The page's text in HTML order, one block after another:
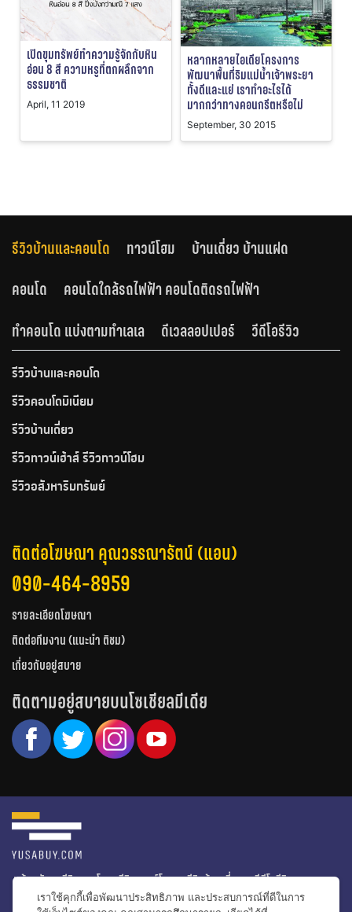
เปิดขุมทรัพย์ทำความรู้จักกับหิน
อ่อน 8 สี ความหรูที่ตกผลึกจาก
ธรรมชาติ
April, 11 2019
หลากหลายไอเดียโครงการ
พัฒนาพื้นที่ริมแม่น้ำเจ้าพระยา
ทั้งดีและแย่ เราทำอะไรได้
มากกว่าทางคอนกรีตหรือไม่
September, 30 2015
รีวิวบ้านและคอนโด ทาวน์โฮม
บ้านเดี่ยว บ้านแฝด
คอนโด
คอนโดใกล้รถไฟฟ้า คอนโดติดรถไฟฟ้า
ทำคอนโด แบ่งตามทำเลเล
ดีเวลลอปเปอร์ วีดีโอรีวิว
รีวิวบ้านและคอนโด
รีวิวคอนโดมิเนียม
รีวิวบ้านเดี่ยว
รีวิวทาวน์เฮ้าส์ รีวิวทาวน์โฮม
รีวิวอสังหาริมทรัพย์
ติดต่อโฆษณา คุณวรรณารัตน์ (แอน)
090-464-8959
รายละเอียดโฆษณา
ติดต่อทีมงาน (แนะนำ ติชม)
เกี่ยวกับอยู่สบาย
ติดตามอยู่สบายบนโซเชียลมีเดีย
หน้าหลัก รีวิวคอนโด รีวิวทาวน์โฮม รีวิวบ้านเดี่ยว
วีดีโอรีวิว
ไอเดียแต่งบ้าน
ข่าวอสังหาริมทรัพย์ โปรโมชั่นบ้านและคอนโด
เราใช้คุกกี้เพื่อพัฒนาประสิทธิภาพ และประสบการณ์ที่ดีในการ